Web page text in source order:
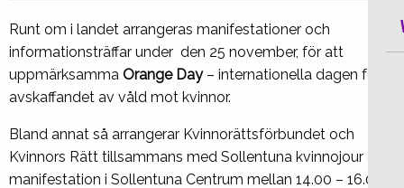
Runt om i landet arrangeras manifestationer och
informationsträffar under den 25 november, för att
uppmärksamma Orange Day– internationella dagen för
avskaffandet av våld mot kvinnor.
Bland annat så arrangerar Kvinnorättsförbundet och
Kvinnors Rätt tillsammans med Sollentuna kvinnojour en
manifestation i Sollentuna Centrum mellan 14.00 – 16.00.